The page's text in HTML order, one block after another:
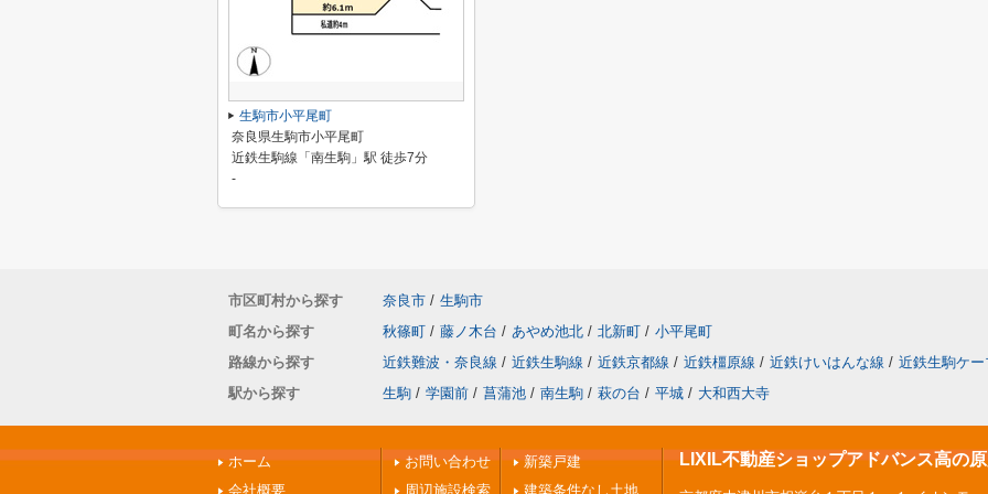
生駒市小平尾町
奈良県生駒市小平尾町
近鉄生駒線「南生駒」駅 徒歩7分
-
市区町村から探す 奈良市 / 生駒市
町名から探す
秋篠町 / 藤ノ木台 / あやめ池北 / 北新町 / 小平尾町
路線から探す
近鉄難波・奈良線 / 近鉄生駒線 / 近鉄京都線 / 近鉄橿原線 / 近鉄けいはんな線 / 近鉄生駒ケー
駅から探す
生駒 / 学園前 / 菖蒲池 / 南生駒 / 萩の台 / 平城 / 大和西大寺
ホーム
会社概要
お問い合わせ
周辺施設検索
新築戸建
建築条件なし土地
LIXIL不動産ショップアドバンス高の